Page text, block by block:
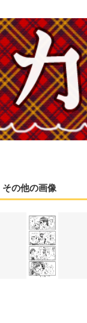
その他の画像